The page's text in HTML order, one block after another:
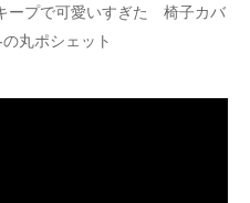
ープで可愛いすぎた 椅子カバ
丸ポシェット